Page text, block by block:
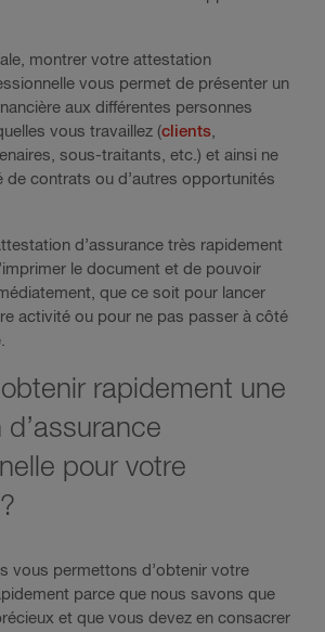
montrer votre attestation
vous permet de présenter un
aux différentes personnes
vous travaillez (clients,
sous-traitants, etc.) et ainsi ne
de contrats ou d’autres opportunités
d’assurance très rapidement
le document et de pouvoir
que ce soit pour lancer
activité ou pour ne pas passer à côté
rapidement une
pour votre
vous permettons d’obtenir votre
parce que nous savons que
et que vous devez en consacrer